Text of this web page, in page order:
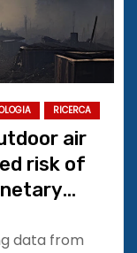
RICERCA
air
risk of
data from